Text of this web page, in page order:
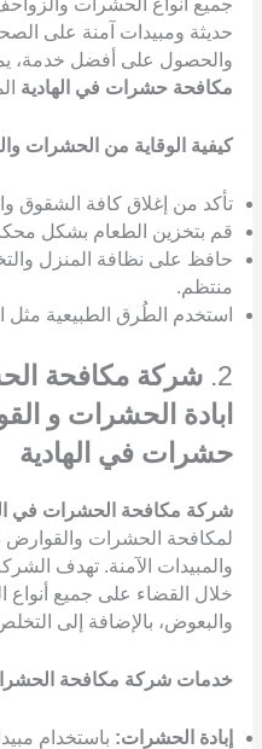
جميع أنواع الحشرات
حديثة ومبيدات آمنة على
والحصول على أفضل خدمة،
مكافحة حشرات في الهادية
كيفية الوقاية من الحشرات
تأكد من إغلاق كافة الشقوق
قم بتخزين الطعام بشكل
حافظ على نظافة المنزل
منتظم.
استخدم الطُرق الطبيعية
2. شركة مكافحة
ابادة الحشرات و
حشرات في الهادية
شركة مكافحة الحشرات في
لمكافحة الحشرات والقوارض
والمبيدات الآمنة. تهدف
خلال القضاء على جميع
والبعوض، بالإضافة إلى
خدمات شركة مكافحة
إبادة الحشرات: باستخدام